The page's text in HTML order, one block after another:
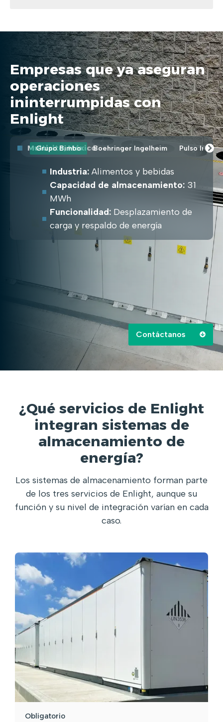
Empresas que ya aseguran
operaciones
ininterrumpidas con
Enlight
Grupo Bimbo Boehringer Ingelheim Pulso
Multisite, México
Industria: Alimentos y bebidas
Capacidad de almacenamiento: 31
MWh
Funcionalidad: Desplazamiento de
carga y respaldo de energía
Contáctanos
¿Qué servicios de Enlight
integran sistemas de
almacenamiento de
energía?
Los sistemas de almacenamiento forman parte
de los tres servicios de Enlight, aunque su
función y su nivel de integración varían en cada
caso.
Obligatorio